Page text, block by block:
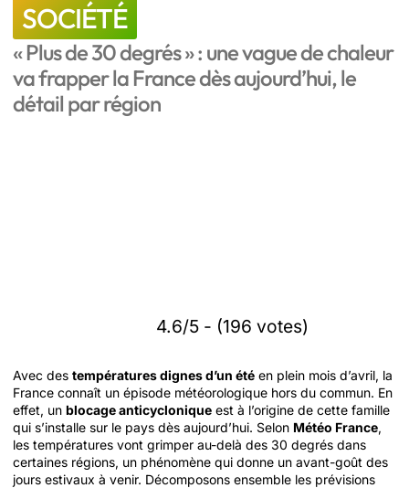
SOCIÉTÉ
« Plus de 30 degrés » : une vague de chaleur
va frapper la France dès aujourd’hui, le
détail par région
4.6/5 - (196 votes)
Avec des températures dignes d’un été en plein mois d’avril, la
France connaît un épisode météorologique hors du commun. En
effet, un blocage anticyclonique est à l’origine de cette famille
qui s’installe sur le pays dès aujourd’hui. Selon Météo France,
les températures vont grimper au-delà des 30 degrés dans
certaines régions, un phénomène qui donne un avant-goût des
jours estivaux à venir. Décomposons ensemble les prévisions